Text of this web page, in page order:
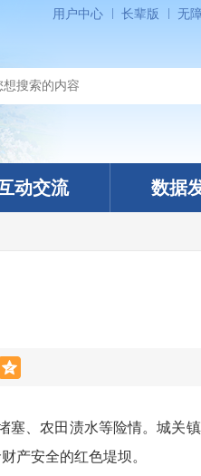
用户中心 长辈版 无
动交流 数据
、农田渍水等险情。城关镇
产安全的红色堤坝。